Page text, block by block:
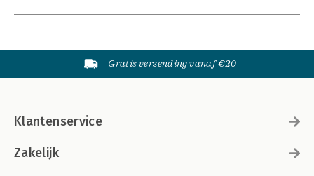
Gratis verzending vanaf €20
Klantenservice
Zakelijk